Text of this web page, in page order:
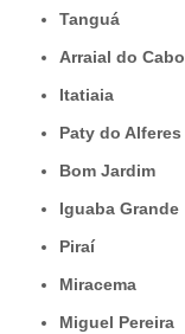
Tanguá
Arraial do Cabo
Itatiaia
Paty do Alferes
Bom Jardim
Iguaba Grande
Piraí
Miracema
Miguel Pereira